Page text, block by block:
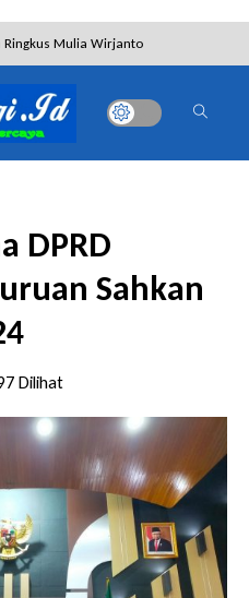
Ringkus Mulia Wirjanto
Lewat Webinar
Bukti 9 Miliar
Lahan Gebang Putih
Salim Himawan
DPRD
Sahkan
Dilihat